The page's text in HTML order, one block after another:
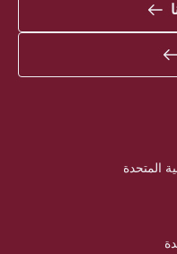
المتحدة